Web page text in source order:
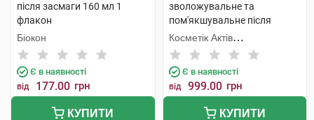
після засмаги 160 мл 1
флакон
Біокон
Є в наявності
від 177.00 грн
КУПИТИ
зволожувальне та
пом'якшувальне після
засмаги 300 мл 1 флакон
Косметік Актів
Інтернаціональ
Є в наявності
від 999.00 грн
КУПИТИ